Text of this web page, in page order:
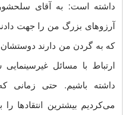
داشته است: به آقای
آرزوهای بزرگ من را جهت
که به گردن من دارند دوستشان
ارتباط با مسائل
داشته باشیم. حتی زمانی
می‌کردیم بیشترین انتقادها